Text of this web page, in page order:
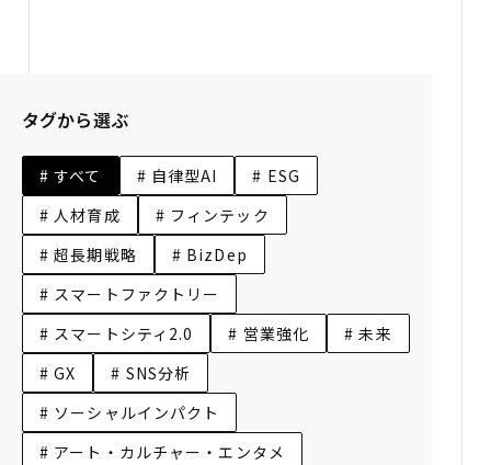
タグから選ぶ
# すべて # 自律型AI
# ESG
# 人材育成
# フィンテック
# 超長期戦略
# BizDep
# スマートファクトリー
# スマートシティ2.0
# 営業強化
# 未来
# GX
# SNS分析
# ソーシャルインパクト
# アート・カルチャー・エンタメ